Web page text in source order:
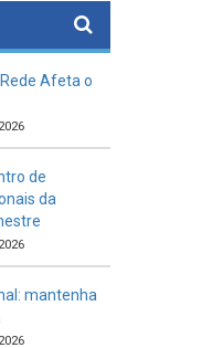
Afeta o
de
da
mantenha